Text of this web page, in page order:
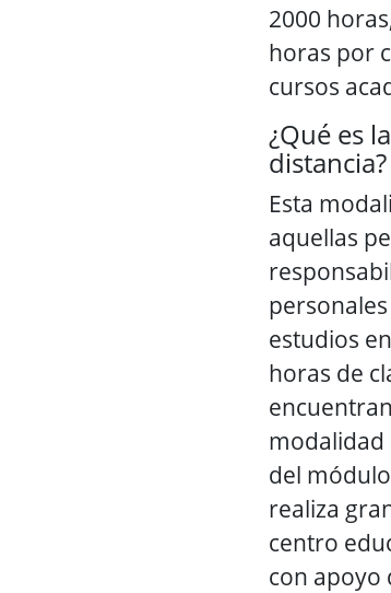
2000
horas por
cursos
¿Qué es
Esta
aquellas
estudios
horas de
del
realiza
centro
con apoyo